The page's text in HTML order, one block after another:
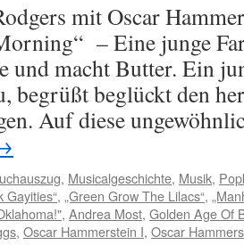
mit Oscar
– Eine junge
und macht Butter. Ein
begrüßt beglückt den
Auf diese
, Musicalgeschichte, Musik,
Gayities“, „Green Grow The Lilacs“,
, Andrea Most, Golden Age Of
, Oscar Hammerstein I, Oscar